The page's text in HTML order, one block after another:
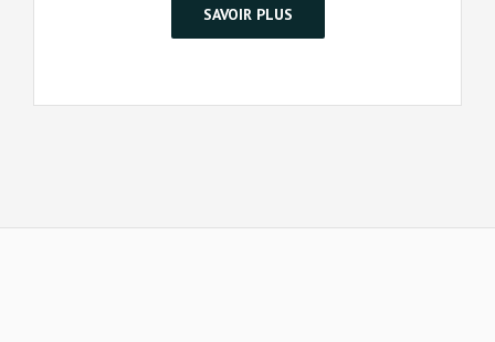
SAVOIR PLUS